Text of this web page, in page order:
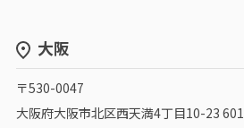
大阪
〒530-0047
大阪府大阪市北区西天満4丁目10-23 601